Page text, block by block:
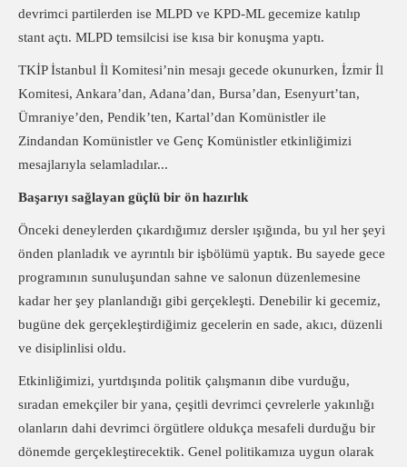
devrimci partilerden ise MLPD ve KPD-ML gecemize katılıp
stant açtı. MLPD temsilcisi ise kısa bir konuşma yaptı.
TKİP İstanbul İl Komitesi’nin mesajı gecede okunurken, İzmir İl
Komitesi, Ankara’dan, Adana’dan, Bursa’dan, Esenyurt’tan,
Ümraniye’den, Pendik’ten, Kartal’dan Komünistler ile
Zindandan Komünistler ve Genç Komünistler etkinliğimizi
mesajlarıyla selamladılar...
Başarıyı sağlayan güçlü bir ön hazırlık
Önceki deneylerden çıkardığımız dersler ışığında, bu yıl her şeyi
önden planladık ve ayrıntılı bir işbölümü yaptık. Bu sayede gece
programının sunuluşundan sahne ve salonun düzenlemesine
kadar her şey planlandığı gibi gerçekleşti. Denebilir ki gecemiz,
bugüne dek gerçekleştirdiğimiz gecelerin en sade, akıcı, düzenli
ve disiplinlisi oldu.
Etkinliğimizi, yurtdışında politik çalışmanın dibe vurduğu,
sıradan emekçiler bir yana, çeşitli devrimci çevrelerle yakınlığı
olanların dahi devrimci örgütlere oldukça mesafeli durduğu bir
dönemde gerçekleştirecektik. Genel politikamıza uygun olarak